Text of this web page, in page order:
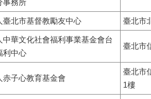
事務所
臺北市基督教勵友中心 臺北市
中華文化社會福利事業基金會台
利中心
臺北市
赤子心教育基金會
臺北市
1樓